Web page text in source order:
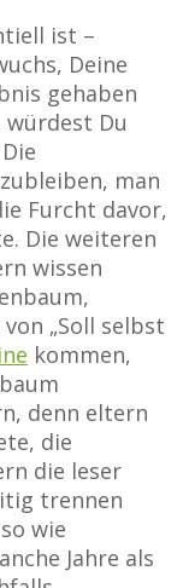
ist –
Deine
gehaben
Du
man
Furcht davor,
Die weiteren
wissen
„Soll selbst
kommen,
denn eltern
die
die leser
trennen
wie
Jahre als